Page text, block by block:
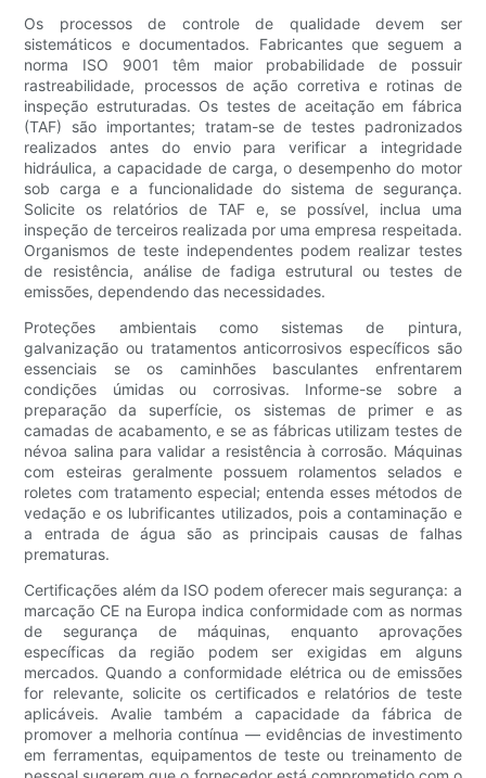
Os processos de controle de qualidade devem ser
sistemáticos e documentados. Fabricantes que seguem a
norma ISO 9001 têm maior probabilidade de possuir
rastreabilidade, processos de ação corretiva e rotinas de
inspeção estruturadas. Os testes de aceitação em fábrica
(TAF) são importantes; tratam-se de testes padronizados
realizados antes do envio para verificar a integridade
hidráulica, a capacidade de carga, o desempenho do motor
sob carga e a funcionalidade do sistema de segurança.
Solicite os relatórios de TAF e, se possível, inclua uma
inspeção de terceiros realizada por uma empresa respeitada.
Organismos de teste independentes podem realizar testes
de resistência, análise de fadiga estrutural ou testes de
emissões, dependendo das necessidades.
Proteções ambientais como sistemas de pintura,
galvanização ou tratamentos anticorrosivos específicos são
essenciais se os caminhões basculantes enfrentarem
condições úmidas ou corrosivas. Informe-se sobre a
preparação da superfície, os sistemas de primer e as
camadas de acabamento, e se as fábricas utilizam testes de
névoa salina para validar a resistência à corrosão. Máquinas
com esteiras geralmente possuem rolamentos selados e
roletes com tratamento especial; entenda esses métodos de
vedação e os lubrificantes utilizados, pois a contaminação e
a entrada de água são as principais causas de falhas
prematuras.
Certificações além da ISO podem oferecer mais segurança: a
marcação CE na Europa indica conformidade com as normas
de segurança de máquinas, enquanto aprovações
específicas da região podem ser exigidas em alguns
mercados. Quando a conformidade elétrica ou de emissões
for relevante, solicite os certificados e relatórios de teste
aplicáveis. Avalie também a capacidade da fábrica de
promover a melhoria contínua — evidências de investimento
em ferramentas, equipamentos de teste ou treinamento de